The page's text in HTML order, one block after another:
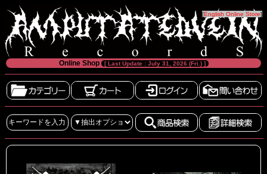
[English Online Store]
Online Shop [ Last Update : July 31, 2026 (Fri.) ]